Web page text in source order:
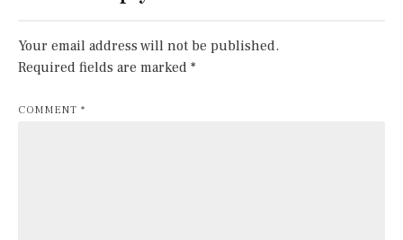
Your email address will not be published.
Required fields are marked *
COMMENT *